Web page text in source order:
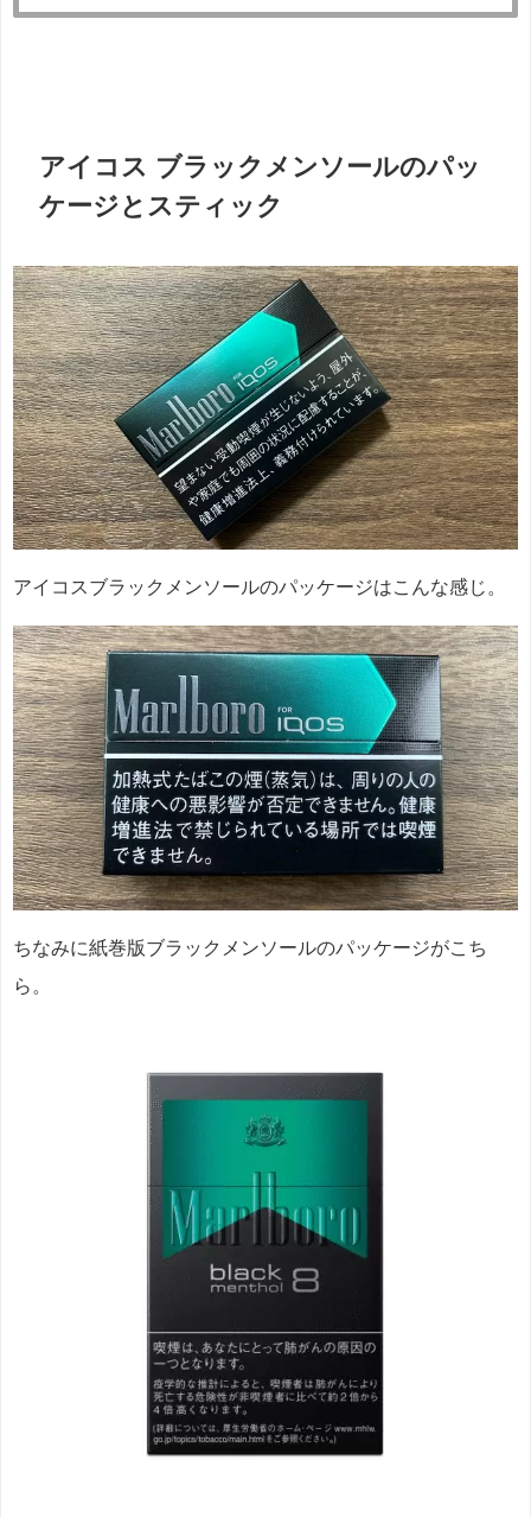
アイコス ブラックメンソールのパッ
ケージとスティック
アイコスブラックメンソールのパッケージはこんな感じ。
ちなみに紙巻版ブラックメンソールのパッケージがこち
ら。